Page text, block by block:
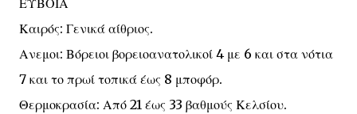
ΕΥΒΟΙΑ
Καιρός: Γενικά αίθριος.
Ανεμοι: Βόρειοι βορειοανατολικοί 4 με 6 και στα νότια
7 και το πρωί τοπικά έως 8 μποφόρ.
Θερμοκρασία: Από 21 έως 33 βαθμούς Κελσίου.